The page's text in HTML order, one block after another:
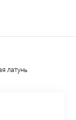
латунь